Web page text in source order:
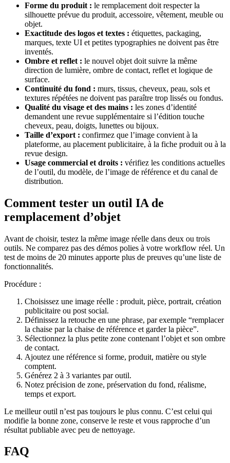
Forme du produit : le remplacement doit respecter la
silhouette prévue du produit, accessoire, vêtement, meuble ou
objet.
Exactitude des logos et textes : étiquettes, packaging,
marques, texte UI et petites typographies ne doivent pas être
inventés.
Ombre et reflet : le nouvel objet doit suivre la même
direction de lumière, ombre de contact, reflet et logique de
surface.
Continuité du fond : murs, tissus, cheveux, peau, sols et
textures répétées ne doivent pas paraître trop lissés ou fondus.
Qualité du visage et des mains : les zones d’identité
demandent une revue supplémentaire si l’édition touche
cheveux, peau, doigts, lunettes ou bijoux.
Taille d’export : confirmez que l’image convient à la
plateforme, au placement publicitaire, à la fiche produit ou à la
revue design.
Usage commercial et droits : vérifiez les conditions actuelles
de l’outil, du modèle, de l’image de référence et du canal de
distribution.
Comment tester un outil IA de
remplacement d’objet
Avant de choisir, testez la même image réelle dans deux ou trois
outils. Ne comparez pas des démos polies à votre workflow réel. Un
test de moins de 20 minutes apporte plus de preuves qu’une liste de
fonctionnalités.
Procédure :
Choisissez une image réelle : produit, pièce, portrait, création
publicitaire ou post social.
Définissez la retouche en une phrase, par exemple “remplacer
la chaise par la chaise de référence et garder la pièce”.
Sélectionnez la plus petite zone contenant l’objet et son ombre
de contact.
Ajoutez une référence si forme, produit, matière ou style
comptent.
Générez 2 à 3 variantes par outil.
Notez précision de zone, préservation du fond, réalisme,
temps et export.
Le meilleur outil n’est pas toujours le plus connu. C’est celui qui
modifie la bonne zone, conserve le reste et vous rapproche d’un
résultat publiable avec peu de nettoyage.
FAQ